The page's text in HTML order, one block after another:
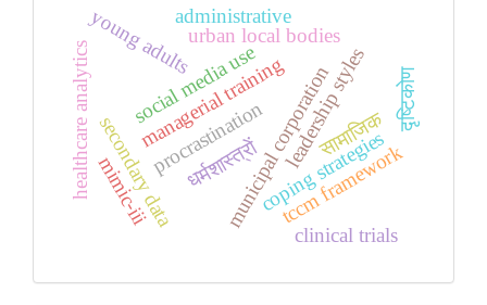
procrastination
social media use
coping strategies
young adults
secondary data
urban local bodies
municipal corporation
administrative
managerial trainingleadership styles
tccm framework
clinical trials
healthcare analyticsmimic-iii
सामाजिक
धर्मशास्त्रों
दृष्टिकोण